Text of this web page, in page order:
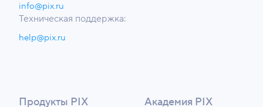
Продукты PIX Академия PIX
info@pix.ru
Техническая поддержка:
help@pix.ru